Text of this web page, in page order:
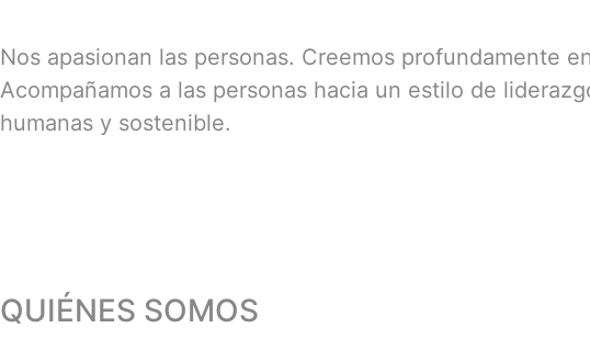
Nos apasionan las personas. Creemos profundamente
Acompañamos a las personas hacia un estilo de
humanas y sostenible.
QUIÉNES SOMOS